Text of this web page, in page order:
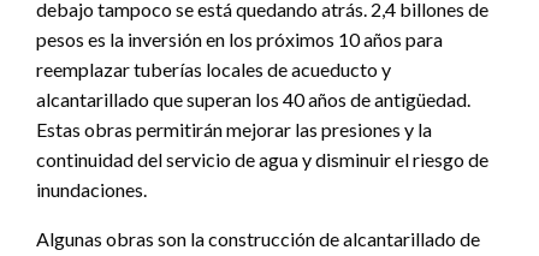
debajo tampoco se está quedando atrás. 2,4 billones de
pesos es la inversión en los próximos 10 años para
reemplazar tuberías locales de acueducto y
alcantarillado que superan los 40 años de antigüedad.
Estas obras permitirán mejorar las presiones y la
continuidad del servicio de agua y disminuir el riesgo de
inundaciones.
Algunas obras son la construcción de alcantarillado de